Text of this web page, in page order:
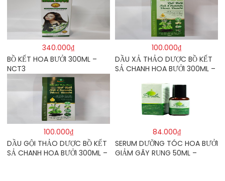
340.000₫
BỒ KẾT HOA BƯỞI 300ML –
NCT3
100.000₫
DẦU XẢ THẢO DƯỢC BỒ KẾT
SẢ CHANH HOA BƯỞI 300ML –
100.000₫
DẦU GỘI THẢO DƯỢC BỒ KẾT
SẢ CHANH HOA BƯỞI 300ML –
84.000₫
SERUM DƯỠNG TÓC HOA BƯỞI
GIẢM GÃY RỤNG 50ML –